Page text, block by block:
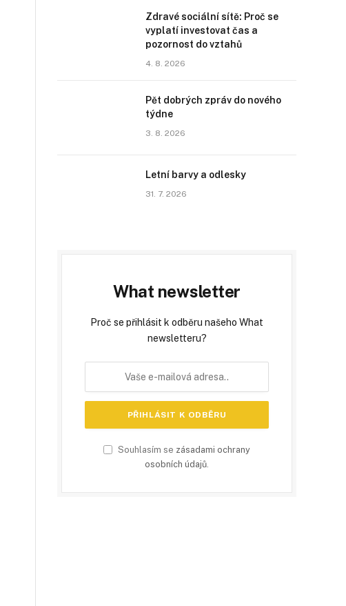
Zdravé sociální sítě: Proč se
vyplatí investovat čas a
pozornost do vztahů
4. 8. 2026
Pět dobrých zpráv do nového
týdne
3. 8. 2026
Letní barvy a odlesky
31. 7. 2026
What newsletter
Proč se přihlásit k odběru našeho What
newsletteru?
Souhlasím se zásadami ochrany
osobních údajů